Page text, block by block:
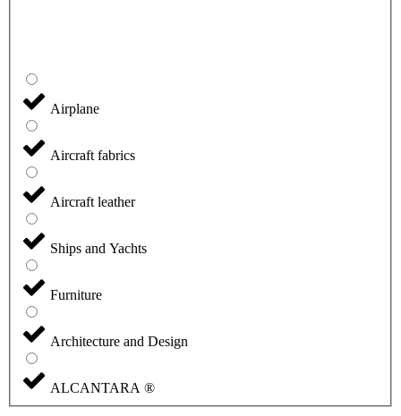
Airplane
Aircraft fabrics
Aircraft leather
Ships and Yachts
Furniture
Architecture and Design
ALCANTARA ®